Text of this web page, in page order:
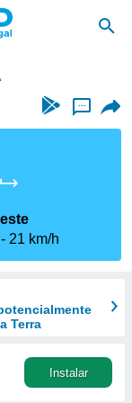
...
21 km/h
Terra
Instalar